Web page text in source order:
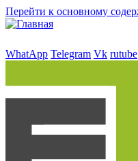
Перейти к основному
WhatApp Telegram Vk rutube